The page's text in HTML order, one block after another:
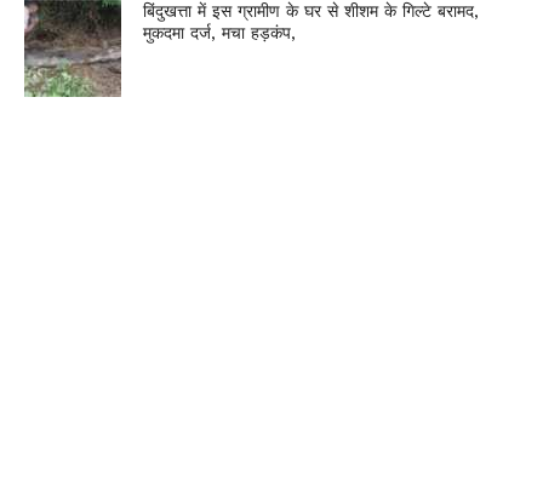
बिंदुखत्ता में इस ग्रामीण के घर से शीशम के गिल्टे बरामद,
मुकदमा दर्ज, मचा हड़कंप,